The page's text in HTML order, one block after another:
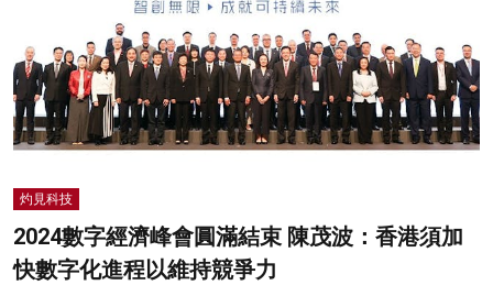
灼見科技
2024數字經濟峰會圓滿結束 陳茂波：香港須加
快數字化進程以維持競爭力